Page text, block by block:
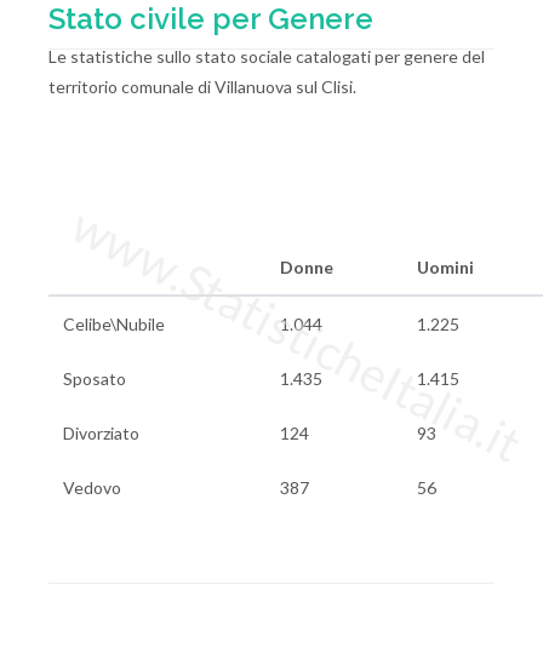
Stato civile per Genere
Le statistiche sullo stato sociale catalogati per genere del
territorio comunale di Villanuova sul Clisi.
Donne Uomini
Celibe\Nubile 1.044 1.225
Sposato 1.435 1.415
Divorziato 124 93
Vedovo 387 56
www.StatisticheItalia.it